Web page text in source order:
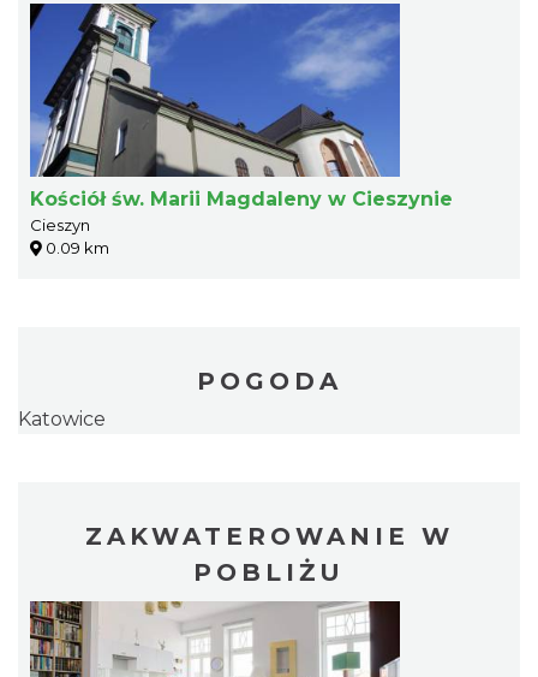
Kościół św. Marii Magdaleny w Cieszynie
Cieszyn
0.09 km
POGODA
Katowice
ZAKWATEROWANIE W
POBLIŻU